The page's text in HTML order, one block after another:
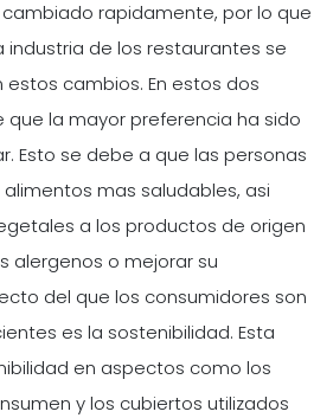
rapidamente, por lo que
de los restaurantes se
cambios. En estos dos
que la mayor preferencia ha sido
Esto se debe a que las personas
mas saludables, asi
a los productos de origen
alergenos o mejorar su
del que los consumidores son
es la sostenibilidad. Esta
en aspectos como los
y los cubiertos utilizados